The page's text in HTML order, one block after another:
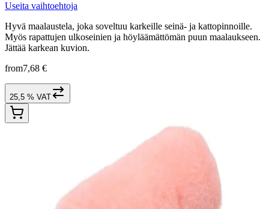
Useita vaihtoehtoja
Hyvä maalaustela, joka soveltuu karkeille seinä- ja kattopinnoille.
Myös rapattujen ulkoseinien ja höyläämättömän puun maalaukseen.
Jättää karkean kuvion.
from7,68 €
25,5 % VAT